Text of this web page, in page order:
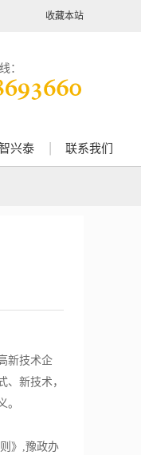
收藏本站
：
兴泰 联系我们
新技术企
新技术，
。
》,豫政办